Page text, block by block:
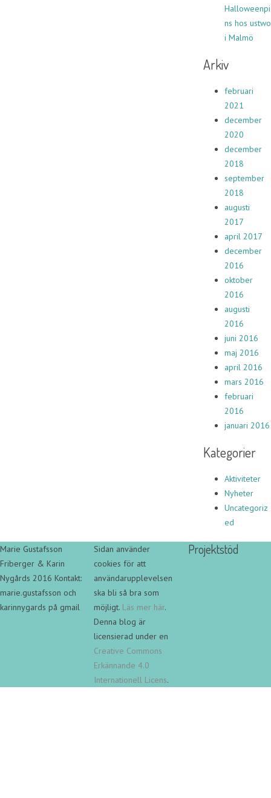
Halloweenpi
ns hos ustwo
i Malmö
Arkiv
februari
2021
december
2020
december
2018
september
2018
augusti
2017
april 2017
december
2016
oktober
2016
augusti
2016
juni 2016
maj 2016
april 2016
mars 2016
februari
2016
januari 2016
Kategorier
Aktiviteter
Nyheter
Uncategoriz
ed
Marie Gustafsson
Friberger & Karin
Nygårds 2016 Kontakt:
marie.gustafsson och
karinnygards på gmail
Sidan använder
cookies för att
användarupplevelsen
ska bli så bra som
möjligt. Läs mer här.
Denna blog är
licensierad under en
Creative Commons
Erkännande 4.0
Internationell Licens.
Projektstöd